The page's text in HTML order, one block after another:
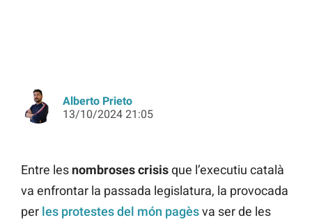
Alberto Prieto
13/10/2024 21:05
Entre les nombroses crisisque l’executiu català
va enfrontar la passada legislatura, la provocada
per les protestes del món pagèsva ser de les